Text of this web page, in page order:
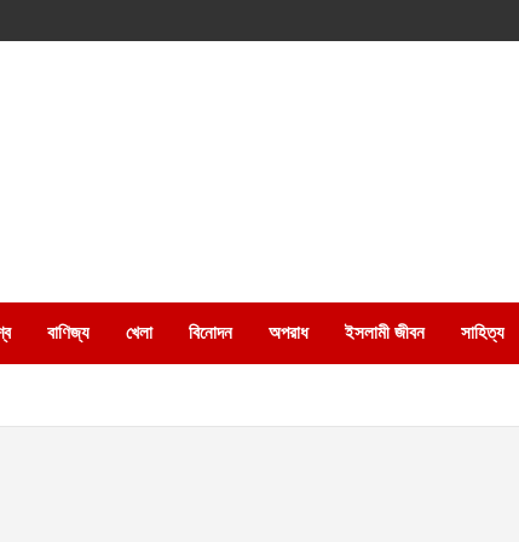
বাণিজ্য খেলা বিনোদন অপরাধ ইসলামী জীবন সাহিত্য